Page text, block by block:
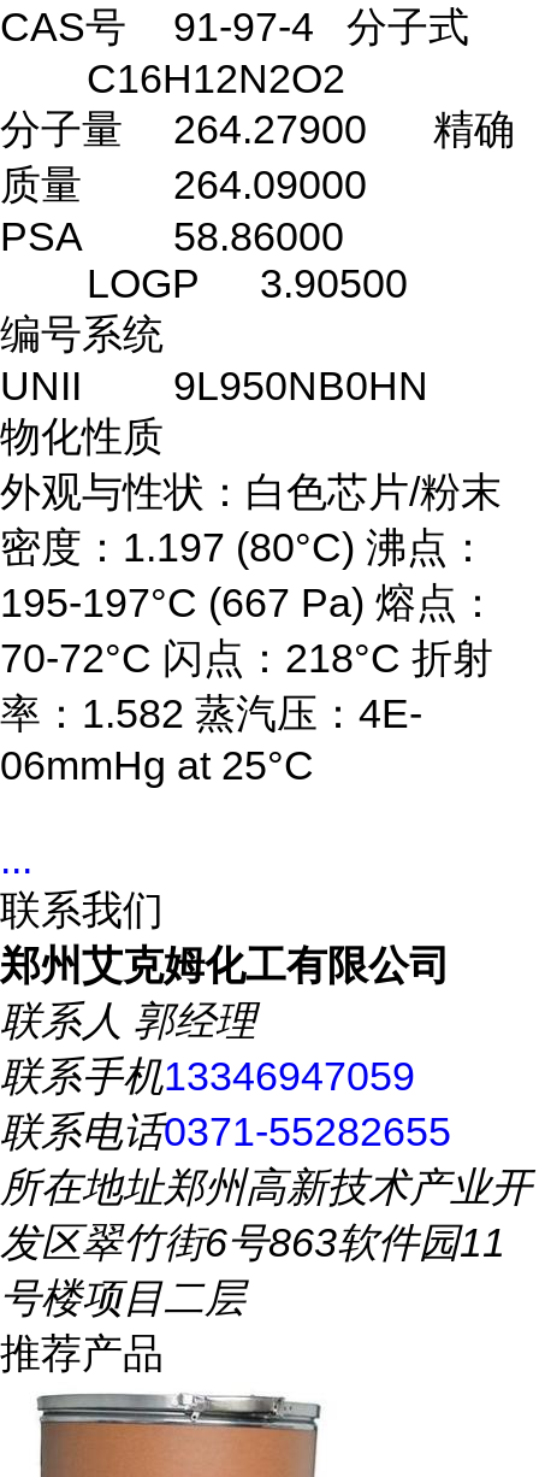
CAS号
91-97-4
分子式
C16H12N2O2
分子量
264.27900
精确
质量
264.09000
PSA
58.86000
LOGP
3.90500
编号系统
UNII
9L950NB0HN
物化性质
外观与性状：白色芯片/粉末
密度：1.197 (80°C) 沸点：
195-197°C (667 Pa) 熔点：
70-72°C 闪点：218°C 折射
率：1.582 蒸汽压：4E-
06mmHg at 25°C
...
联系我们
郑州艾克姆化工有限公司
联系人 郭经理
联系手机13346947059
联系电话0371-55282655
所在地址郑州高新技术产业开
发区翠竹街6号863软件园11
号楼项目二层
推荐产品